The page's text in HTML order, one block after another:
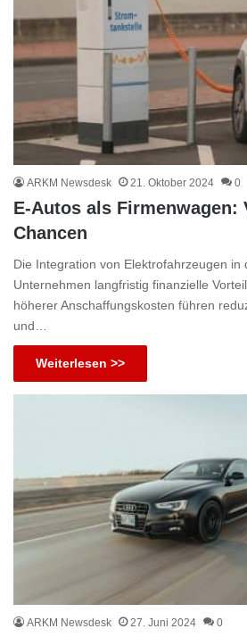
ARKM Newsdesk 21. Oktober 2024 0
E-Autos als Firmenwagen:
Chancen
Die Integration von Elektrofahrzeugen
Unternehmen langfristig finanzielle
höherer Anschaffungskosten führen
und…
Weiterlesen >>
ARKM Newsdesk 27. Juni 2024 0